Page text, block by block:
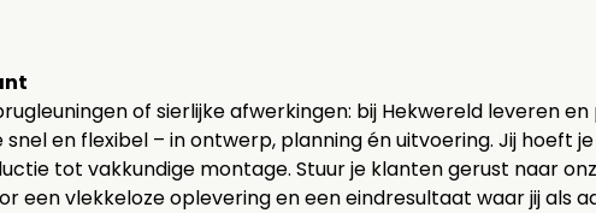
of sierlijke afwerkingen: bij Hekwereld leveren
en flexibel – in ontwerp, planning én uitvoering. Jij hoeft
tot vakkundige montage. Stuur je klanten gerust naar
een vlekkeloze oplevering en een eindresultaat waar jij als